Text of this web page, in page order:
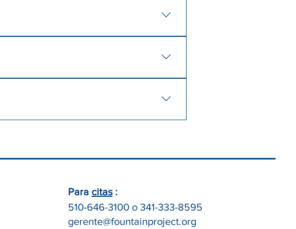
trabajo y a aprender sobre medicina
están capacitados para cumplir con la ley
gerente@fountainproject.org
Para citas:
510-646-3100 o 341-333-8595